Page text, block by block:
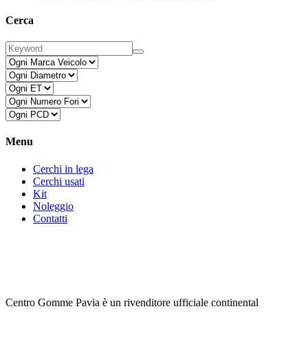
Cerca
Menu
Cerchi in lega
Cerchi usati
Kit
Noleggio
Contatti
Centro Gomme Pavia è un rivenditore ufficiale continental